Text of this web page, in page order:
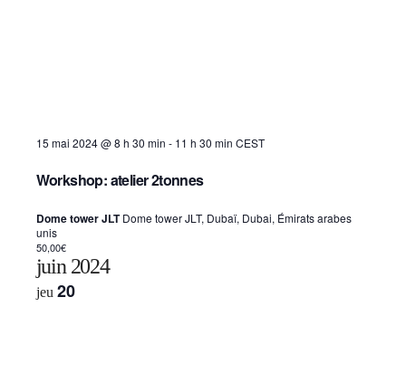
15 mai 2024 @ 8 h 30 min - 11 h 30 min CEST
Workshop: atelier 2tonnes
Dome tower JLTDome tower JLT, Dubaï, Dubai, Émirats arabes
unis
50,00€
juin 2024
jeu 20